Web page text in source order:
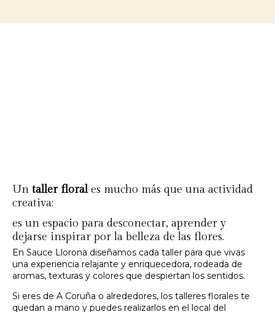
Un taller florales mucho más que una actividad
creativa:
es un espacio para desconectar, aprender y
dejarse inspirar por la belleza de las flores.
En Sauce Llorona diseñamos cada taller para que vivas
una experiencia relajante y enriquecedora, rodeada de
aromas, texturas y colores que despiertan los sentidos.
Si eres de A Coruña o alrededores, los talleres florales te
quedan a mano y puedes realizarlos en el local del